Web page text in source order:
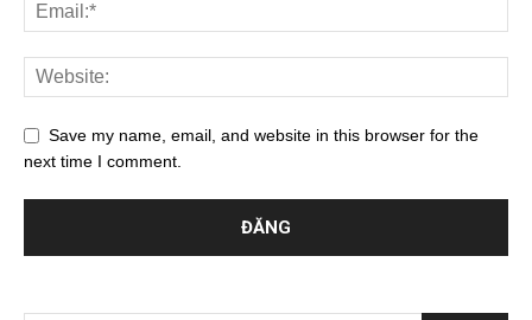
Save my name, email, and website in this browser for the
next time I comment.